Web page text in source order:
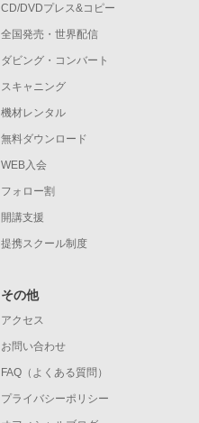
CD/DVDプレス&コピー
全国発売・世界配信
ダビング・コンバート
スキャニング
機材レンタル
無料ダウンロード
WEB入会
フォロー割
開講支援
提携スクール制度
その他
アクセス
お問い合わせ
FAQ（よくある質問）
プライバシーポリシー